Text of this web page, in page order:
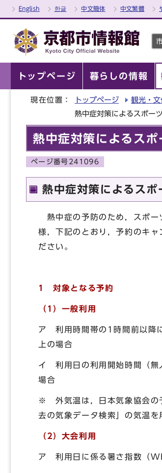
English 한글 中文簡体 中文繁體
トップページ 暮らしの情報
現在位置： トップページ 観光・
熱中症対策によるスポー
熱中症対策によるス
ページ番号241096
熱中症対策によるス
熱中症の予防のため，スポー
様，下記のとおり，予約のキ
ださい。
1 対象となる予約
（1）一般利用
ア 利用時間帯の1時間前以降
上の場合
イ 利用日の利用開始時間（無
場合
※ 外気温は，日本気象協会の
去の気象データ検索」の気温を
（2）大会利用
ア 利用日に係る暑さ指数（